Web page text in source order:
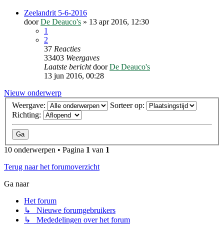
Zeelandrit 5-6-2016
doorDe Deauco's » 13 apr 2016, 12:30
1
2
37 Reacties
33403 Weergaves
Laatste berichtdoorDe Deauco's
13 jun 2016, 00:28
Nieuw onderwerp
Weergave:
Sorteer op:
Richting:
10 onderwerpen • Pagina 1 van 1
Terug naar het forumoverzicht
Ga naar
Het forum
↳ Nieuwe forumgebruikers
↳ Mededelingen over het forum